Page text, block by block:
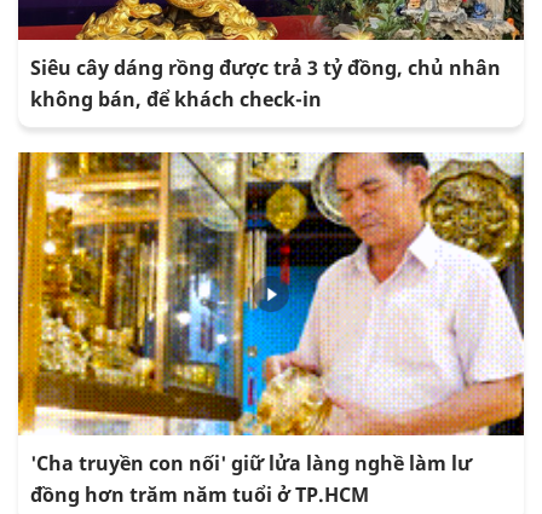
Siêu cây dáng rồng được trả 3 tỷ đồng, chủ nhân
không bán, để khách check-in
'Cha truyền con nối' giữ lửa làng nghề làm lư
đồng hơn trăm năm tuổi ở TP.HCM